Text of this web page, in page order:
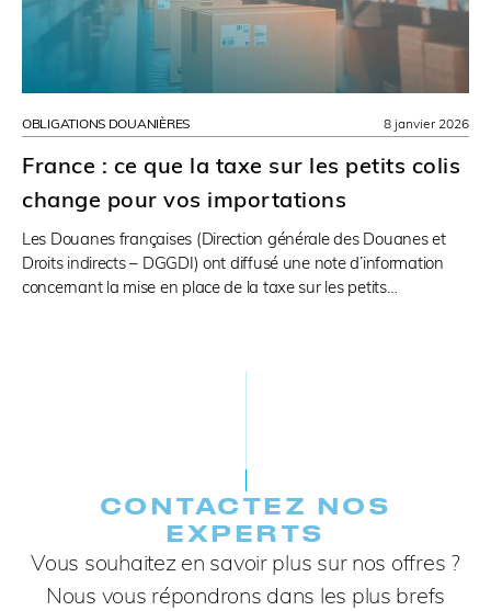
OBLIGATIONS DOUANIÈRES
France : ce que la taxe sur les petits colis
change pour vos importations
Les Douanes françaises (Direction générale des Douanes et
Droits indirects – DGGDI) ont diffusé une note d’information
concernant la mise en place de la taxe sur les petits…
8 janvier 2026
CONTACTEZ NOS
EXPERTS​
Vous souhaitez en savoir plus sur nos offres ?
Nous vous répondrons dans les plus brefs